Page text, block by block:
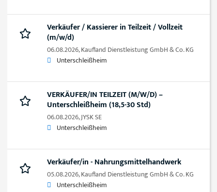
Verkäufer / Kassierer in Teilzeit / Vollzeit
(m/w/d)
06.08.2026,Kaufland Dienstleistung GmbH & Co. KG
Unterschleißheim
VERKÄUFER/IN TEILZEIT (M/W/D) –
Unterschleißheim (18,5-30 Std)
06.08.2026,JYSK SE
Unterschleißheim
Verkäufer/in - Nahrungsmittelhandwerk
05.08.2026,Kaufland Dienstleistung GmbH & Co. KG
Unterschleißheim